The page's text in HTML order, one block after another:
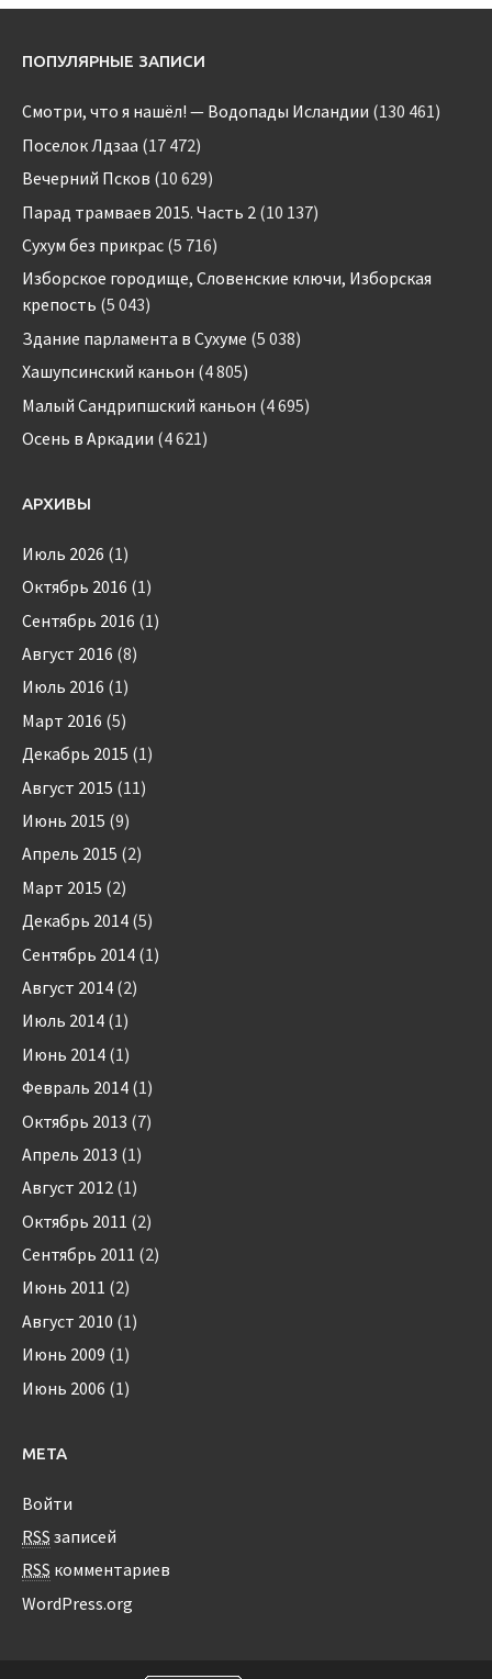
ПОПУЛЯРНЫЕ ЗАПИСИ
Смотри, что я нашёл! — Водопады Исландии (130 461)
Поселок Лдзаа (17 472)
Вечерний Псков (10 629)
Парад трамваев 2015. Часть 2 (10 137)
Сухум без прикрас (5 716)
Изборское городище, Словенские ключи, Изборская
крепость (5 043)
Здание парламента в Сухуме (5 038)
Хашупсинский каньон (4 805)
Малый Сандрипшский каньон (4 695)
Осень в Аркадии (4 621)
АРХИВЫ
Июль 2026 (1)
Октябрь 2016 (1)
Сентябрь 2016 (1)
Август 2016 (8)
Июль 2016 (1)
Март 2016 (5)
Декабрь 2015 (1)
Август 2015 (11)
Июнь 2015 (9)
Апрель 2015 (2)
Март 2015 (2)
Декабрь 2014 (5)
Сентябрь 2014 (1)
Август 2014 (2)
Июль 2014 (1)
Июнь 2014 (1)
Февраль 2014 (1)
Октябрь 2013 (7)
Апрель 2013 (1)
Август 2012 (1)
Октябрь 2011 (2)
Сентябрь 2011 (2)
Июнь 2011 (2)
Август 2010 (1)
Июнь 2009 (1)
Июнь 2006 (1)
МЕТА
Войти
RSS записей
RSS комментариев
WordPress.org